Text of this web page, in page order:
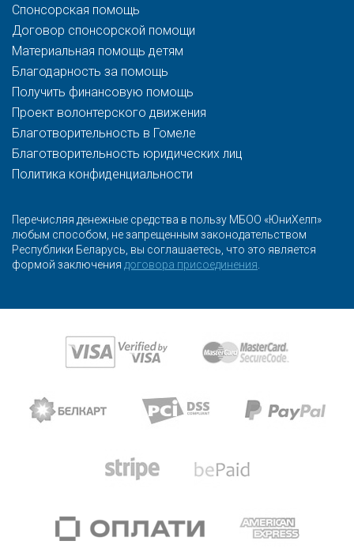
Спонсорская помощь
Договор спонсорской помощи
Материальная помощь детям
Благодарность за помощь
Получить финансовую помощь
Проект волонтерского движения
Благотворительность в Гомеле
Благотворительность юридических лиц
Политика конфиденциальности
Перечисляя денежные средства в пользу МБОО «ЮниХелп»
любым способом, не запрещенным законодательством
Республики Беларусь, вы соглашаетесь, что это является
формой заключения договора присоединения.